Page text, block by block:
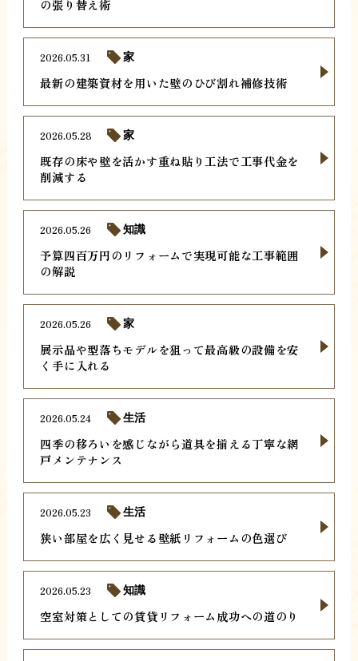
の張り替え術
最新の建築資材を用いた壁のひび割れ補修技術
2026.05.31 家
既存の床や壁を活かす重ね貼り工法で工事代金を
削減する
2026.05.28 家
予算四百万円のリフォームで実現可能な工事範囲
の解説
2026.05.26 知識
展示品や型落ちモデルを狙って最高級の設備を安
く手に入れる
2026.05.26 家
四季の移ろいを感じながら道具を揃える丁寧な網
戸メンテナンス
2026.05.24 生活
狭い部屋を広く見せる壁紙リフォームの色選び
2026.05.23 生活
空室対策としての賃貸リフォーム成功への道のり
2026.05.23 知識